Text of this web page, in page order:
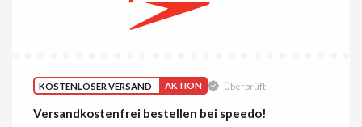
KOSTENLOSER VERSAND AKTION Überprüft
Versandkostenfrei bestellen bei speedo!